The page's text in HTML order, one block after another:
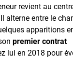
revient au
alterne entre le
apparitions
premier contrat
lui en 2018 pour